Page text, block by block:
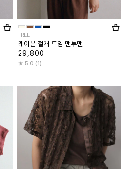
FREE
레이븐 절개 트임 맨투맨
29,800
5.0 (1)